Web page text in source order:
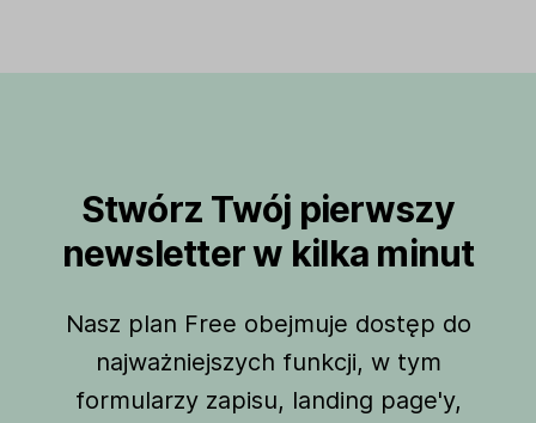
Stwórz Twój pierwszy
newsletter w kilka minut
Nasz plan Free obejmuje dostęp do
najważniejszych funkcji, w tym
formularzy zapisu, landing page'y,